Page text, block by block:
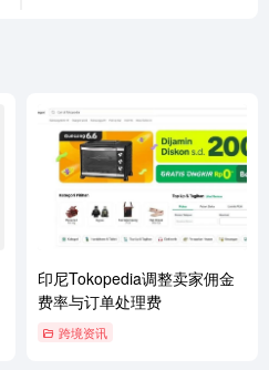
印尼Tokopedia调整卖家佣金
费率与订单处理费
跨境资讯